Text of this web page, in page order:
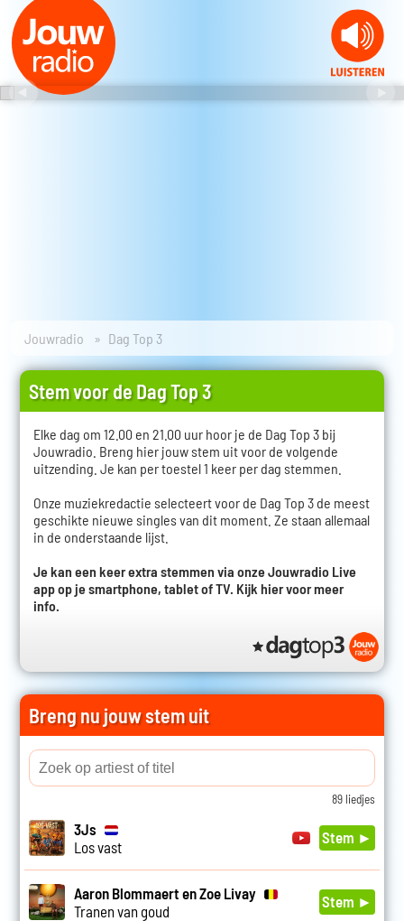
Jouwradio Dag Top 3
Stem voor de Dag Top 3
Elke dag om 12.00 en 21.00 uur hoor je de Dag Top 3 bij
Jouwradio. Breng hier jouw stem uit voor de volgende
uitzending. Je kan per toestel 1 keer per dag stemmen.
Onze muziekredactie selecteert voor de Dag Top 3 de meest
geschikte nieuwe singles van dit moment. Ze staan allemaal
in de onderstaande lijst.
Je kan een keer extra stemmen via onze Jouwradio Live
app op je smartphone, tablet of TV. Kijk hier voor meer
info.
Breng nu jouw stem uit
89 liedjes
3Js
Los vast
Stem ►
Aaron Blommaert en Zoe Livay
Tranen van goud
Stem ►